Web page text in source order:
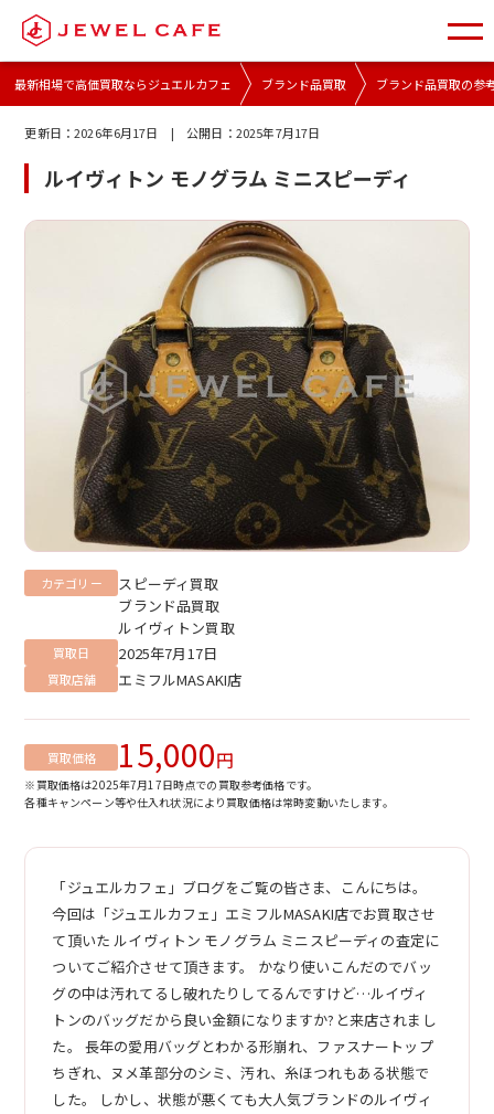
最新相場で高価買取ならジュエルカフェ ブランド品買取 ブランド品買取の参
更新日：2026年6月17日 | 公開日： 2025年7月17日
ルイヴィトン モノグラム ミニスピーディ
カテゴリー
スピーディ買取
ブランド品買取
ルイヴィトン買取
買取日 2025年7月17日
買取店舗 エミフルMASAKI店
買取価格 15,000円
※買取価格は2025年7月17日時点での買取参考価格です。
各種キャンペーン等や仕入れ状況により買取価格は常時変動いたします。
「ジュエルカフェ」ブログをご覧の皆さま、こんにちは。
今回は「ジュエルカフェ」エミフルMASAKI店でお買取させ
て頂いた ルイヴィトン モノグラム ミニスピーディの査定に
ついてご紹介させて頂きます。 かなり使いこんだのでバッ
グの中は汚れてるし破れたりしてるんですけど…ルイヴィ
トンのバッグだから良い金額になりますか?と来店されまし
た。 長年の愛用バッグとわかる形崩れ、ファスナートップ
ちぎれ、ヌメ革部分のシミ、汚れ、糸ほつれもある状態で
した。 しかし、状態が悪くても大人気ブランドのルイヴィ